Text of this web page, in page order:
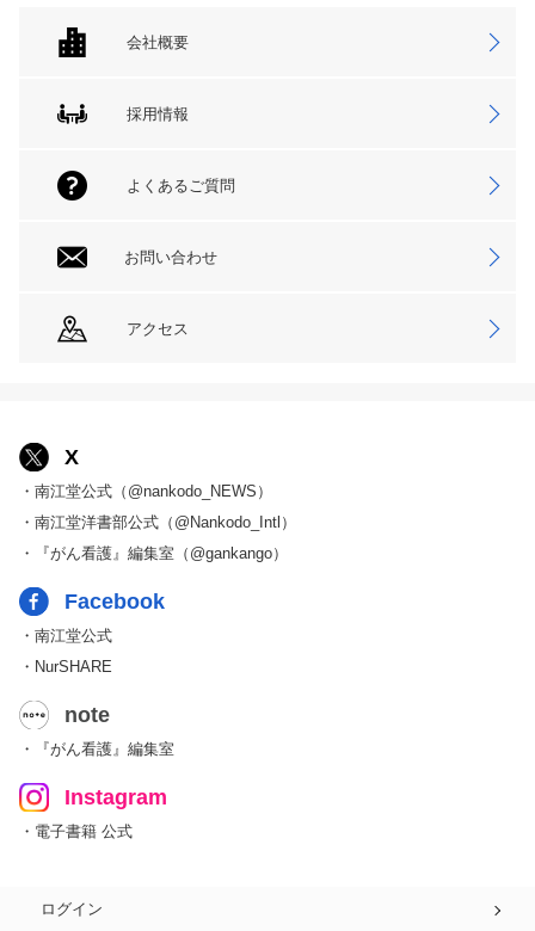
会社概要
採用情報
よくあるご質問
お問い合わせ
アクセス
X
・南江堂公式（@nankodo_NEWS）
・南江堂洋書部公式（@Nankodo_Intl）
・『がん看護』編集室（@gankango）
Facebook
・南江堂公式
・NurSHARE
note
・『がん看護』編集室
Instagram
・電子書籍 公式
ログイン